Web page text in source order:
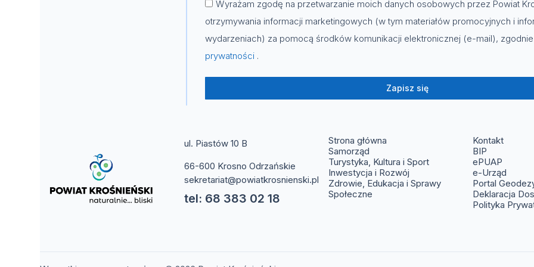
Wyrażam zgodę na przetwarzanie moich danych osobowych przez Powiat
otrzymywania informacji marketingowych (w tym materiałów promocyjnych i
wydarzeniach) za pomocą środków komunikacji elektronicznej (e-mail),
prywatności .
Zapisz się
ul. Piastów 10 B
66-600 Krosno Odrzańskie
sekretariat@powiatkrosnienski.pl
tel: 68 383 02 18
Strona główna
Samorząd
Turystyka, Kultura i Sport
Inwestycja i Rozwój
Zdrowie, Edukacja i Sprawy
Społeczne
Kontakt
BIP(otwiera
ePUAP
e-Urząd
Portal
Deklaracja
Polityka